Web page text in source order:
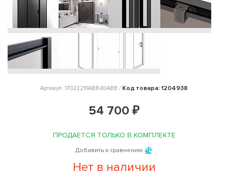
Артикул: 17022219ABB-80ABB / Код товара: 1204938
54 700 ₽
ПРОДАЕТСЯ ТОЛЬКО В КОМПЛЕКТЕ
Добавить к сравнению
Нет в наличии